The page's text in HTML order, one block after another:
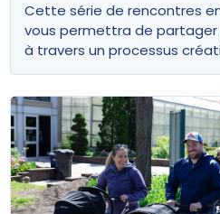
Cette série de rencontres
vous permettra de
à travers un processus